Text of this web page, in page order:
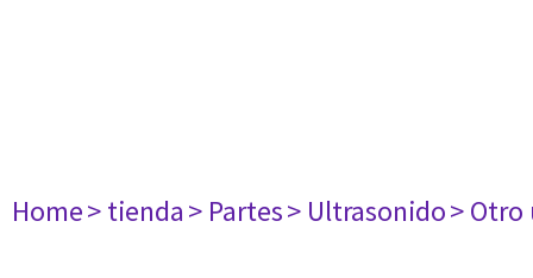
Home> tienda> Partes> Ultrasonido>